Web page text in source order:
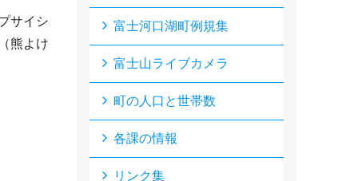
サイシ
熊よけ
富士河口湖町例規集
富士山ライブカメラ
町の人口と世帯数
各課の情報
リンク集